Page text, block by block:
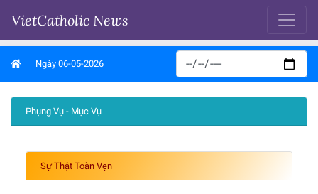
VietCatholic News
Ngày 06-05-2026
Phụng Vụ - Mục Vụ
Sự Thật Toàn Vẹn